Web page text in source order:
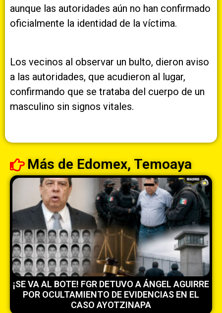
aunque las autoridades aún no han confirmado
oficialmente la identidad de la víctima.
Los vecinos al observar un bulto, dieron aviso
a las autoridades, que acudieron al lugar,
confirmando que se trataba del cuerpo de un
masculino sin signos vitales.
Más de Edomex, Temoaya
¡SE VA AL BOTE! FGR DETUVO A ÁNGEL AGUIRRE
POR OCULTAMIENTO DE EVIDENCIAS EN EL
CASO AYOTZINAPA